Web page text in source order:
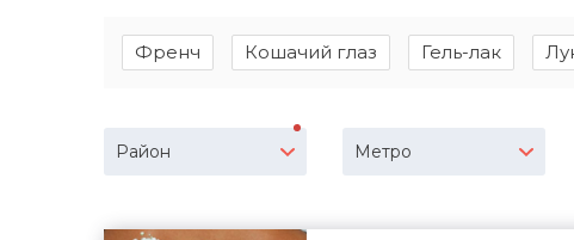
Френч Кошачий глаз Гель-лак
Район Метро